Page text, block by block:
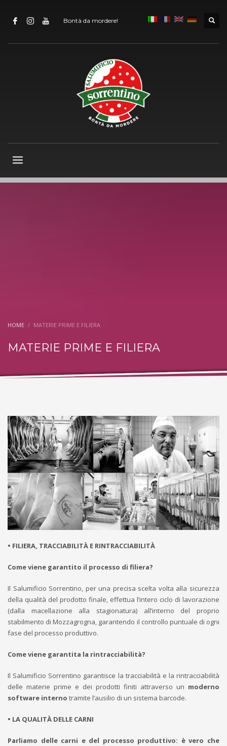
Bontà da mordere!
HOME MATERIE PRIME E FILIERA
MATERIE PRIME E FILIERA
• FILIERA, TRACCIABILITÀ E RINTRACCIABILITÀ
Come viene garantito il processo di filiera?
Il Salumificio Sorrentino, per una precisa scelta volta alla sicurezza
della qualità del prodotto finale, effettua l’intero ciclo di lavorazione
(dalla macellazione alla stagionatura) all’interno del proprio
stabilmento di Mozzagrogna, garantendo il controllo puntuale di ogni
fase del processo produttivo.
Come viene garantita la rintracciabilità?
Il Salumificio Sorrentino garantisce la tracciabilità e la rintracciabilità
delle materie prime e dei prodotti finiti attraverso un moderno
software interno tramite l’ausilio di un sistema barcode.
• LA QUALITÀ DELLE CARNI
Parliamo delle carni e del processo produttivo: è vero che